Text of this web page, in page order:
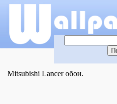
Mitsubishi Lancer обои.